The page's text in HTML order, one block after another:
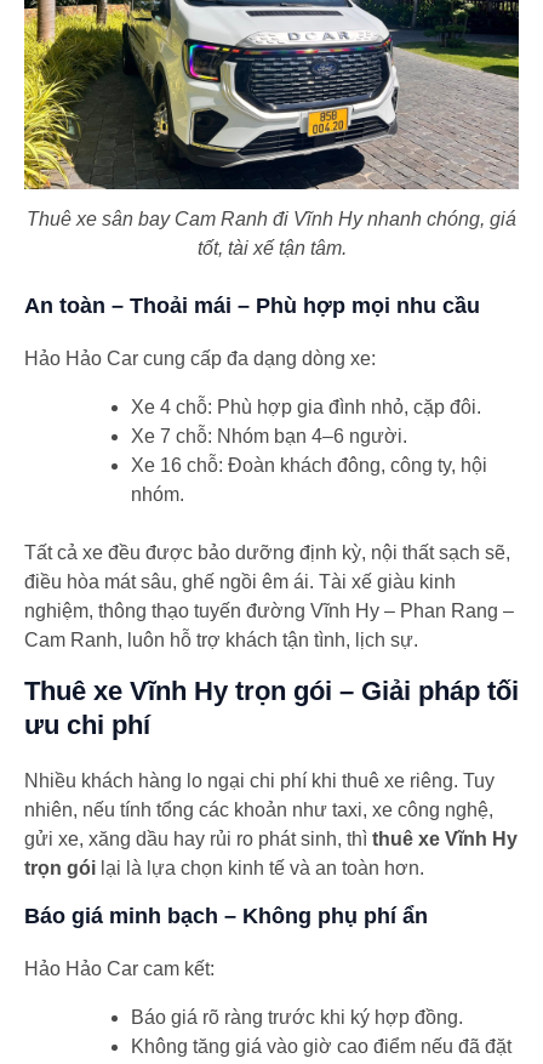
Thuê xe sân bay Cam Ranh đi Vĩnh Hy nhanh chóng, giá
tốt, tài xế tận tâm.
An toàn – Thoải mái – Phù hợp mọi nhu cầu
Hảo Hảo Car cung cấp đa dạng dòng xe:
Xe 4 chỗ: Phù hợp gia đình nhỏ, cặp đôi.
Xe 7 chỗ: Nhóm bạn 4–6 người.
Xe 16 chỗ: Đoàn khách đông, công ty, hội
nhóm.
Tất cả xe đều được bảo dưỡng định kỳ, nội thất sạch sẽ,
điều hòa mát sâu, ghế ngồi êm ái. Tài xế giàu kinh
nghiệm, thông thạo tuyến đường Vĩnh Hy – Phan Rang –
Cam Ranh, luôn hỗ trợ khách tận tình, lịch sự.
Thuê xe Vĩnh Hy trọn gói – Giải pháp tối
ưu chi phí
Nhiều khách hàng lo ngại chi phí khi thuê xe riêng. Tuy
nhiên, nếu tính tổng các khoản như taxi, xe công nghệ,
gửi xe, xăng dầu hay rủi ro phát sinh, thì thuê xe Vĩnh Hy
trọn gói lại là lựa chọn kinh tế và an toàn hơn.
Báo giá minh bạch – Không phụ phí ẩn
Hảo Hảo Car cam kết:
Báo giá rõ ràng trước khi ký hợp đồng.
Không tăng giá vào giờ cao điểm nếu đã đặt